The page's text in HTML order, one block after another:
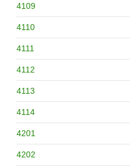
4109
4110
4111
4112
4113
4114
4201
4202